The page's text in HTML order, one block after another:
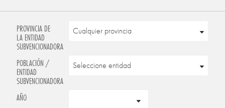
PROVINCIA DE
LA ENTIDAD
SUBVENCIONADORA
POBLACIÓN /
ENTIDAD
SUBVENCIONADORA
AÑO